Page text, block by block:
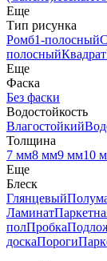
Еще
Тип рисунка
Ромб1-полосный
полосныйКвадрат
Еще
Фаска
Без фаски
Водостойкость
Влагостойкий
Толщина
7 мм8 мм9 мм10
Еще
Блеск
Глянцевый
Ламинат
полПробка
доскаПороги